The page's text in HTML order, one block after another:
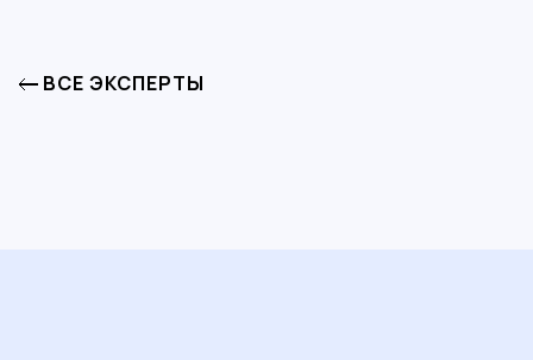
ВСЕ ЭКСПЕРТЫ